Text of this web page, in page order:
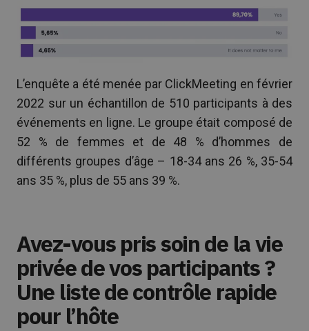
L’enquête a été menée par ClickMeeting en février
2022 sur un échantillon de 510 participants à des
événements en ligne. Le groupe était composé de
52 % de femmes et de 48 % d’hommes de
différents groupes d’âge – 18-34 ans 26 %, 35-54
ans 35 %, plus de 55 ans 39 %.
Avez-vous pris soin de la vie
privée de vos participants ?
Une liste de contrôle rapide
pour l’hôte